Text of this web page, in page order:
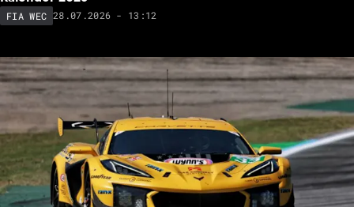
FIA WEC 28.07.2026 - 13:12